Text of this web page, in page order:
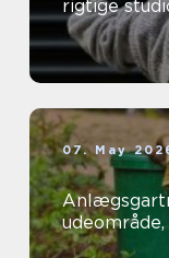
rigtige
07. May
Anlægsgartner